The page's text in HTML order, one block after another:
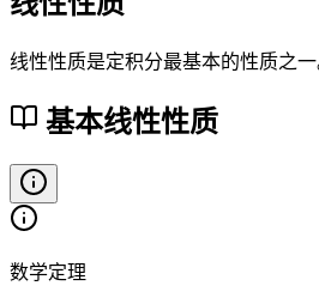
线性性质是定积分最基本的性质之一
基本线性性质
数学定理